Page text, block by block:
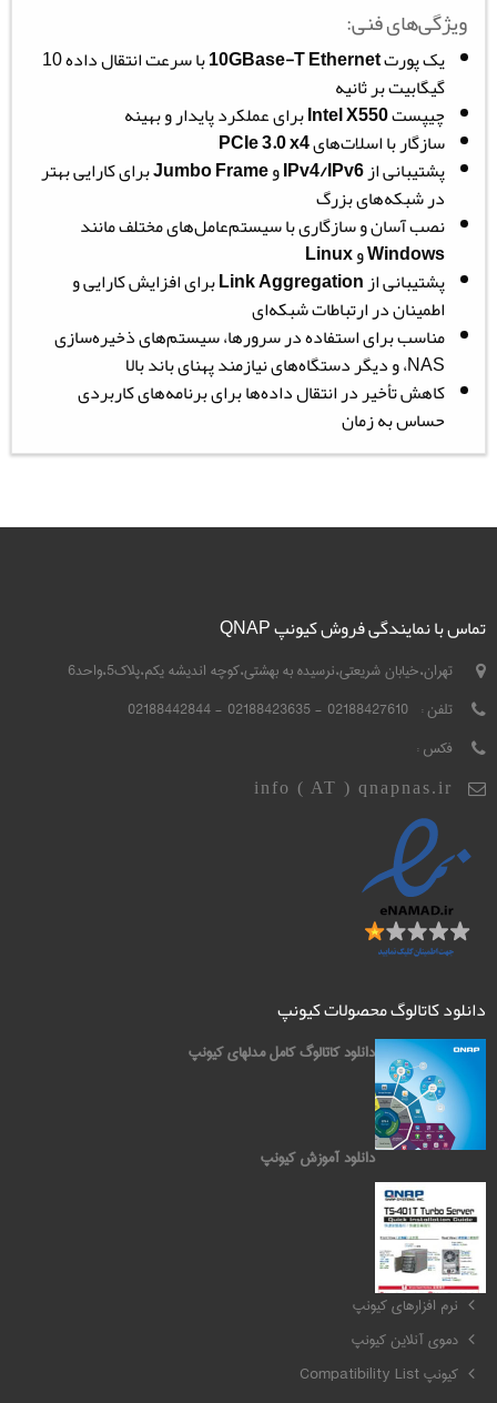
ویژگی‌های فنی:
یک پورت10GBase-T Ethernet با سرعت انتقال داده 10
گیگابیت بر ثانیه
چیپستIntel X550برای عملکرد پایدار و بهینه
سازگار با اسلات‌هایPCIe 3.0 x4
پشتیبانی ازIPv4/IPv6وJumbo Frameبرای کارایی بهتر
در شبکه‌های بزرگ
نصب آسان و سازگاری با سیستم‌عامل‌های مختلف مانند
WindowsوLinux
پشتیبانی ازLink Aggregationبرای افزایش کارایی و
اطمینان در ارتباطات شبکه‌ای
مناسب برای استفاده در سرورها، سیستم‌های ذخیره‌سازی
NAS، و دیگر دستگاه‌های نیازمند پهنای باند بالا
کاهش تأخیر در انتقال داده‌ها برای برنامه‌های کاربردی
حساس به زمان
تماس با نمایندگی فروش کیونپ QNAP
تهران،خیابان شریعتی،نرسیده به بهشتی،کوچه اندیشه یکم،پلاک5،واحد6
تلفن : 02188427610 - 02188423635 - 02188442844
فکس :
info ( AT ) qnapnas.ir
دانلود کاتالوگ محصولات کیونپ
دانلود کاتالوگ کامل مدلهای کیونپ
دانلود آموزش کیونپ
کیونپ QNAP
نرم افزارهای کیونپ
دموی آنلاین کیونپ
کیونپ Compatibility List